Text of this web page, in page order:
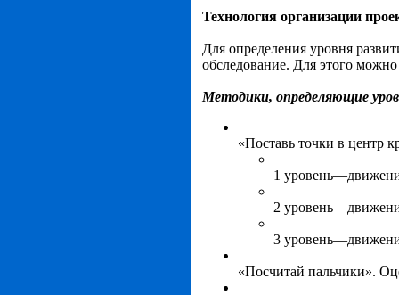
Технология организации
Для определения уровня
обследование. Для этого
Методики, определяющие
«Поставь точки в центр
1
2
3
«Посчитай пальчики».